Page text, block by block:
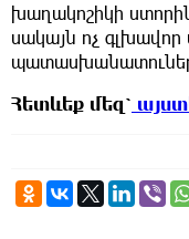
խաղակոշիկի
սակայն ոչ գլխավոր
Հետևեք մեզ՝